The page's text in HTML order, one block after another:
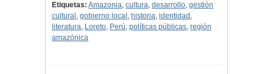
Etiquetas: Amazonia, cultura, desarrollo, gestión
cultural , gobierno local , historia, identidad ,
literatura, Loreto, Perú, políticas públicas, región
amazónica